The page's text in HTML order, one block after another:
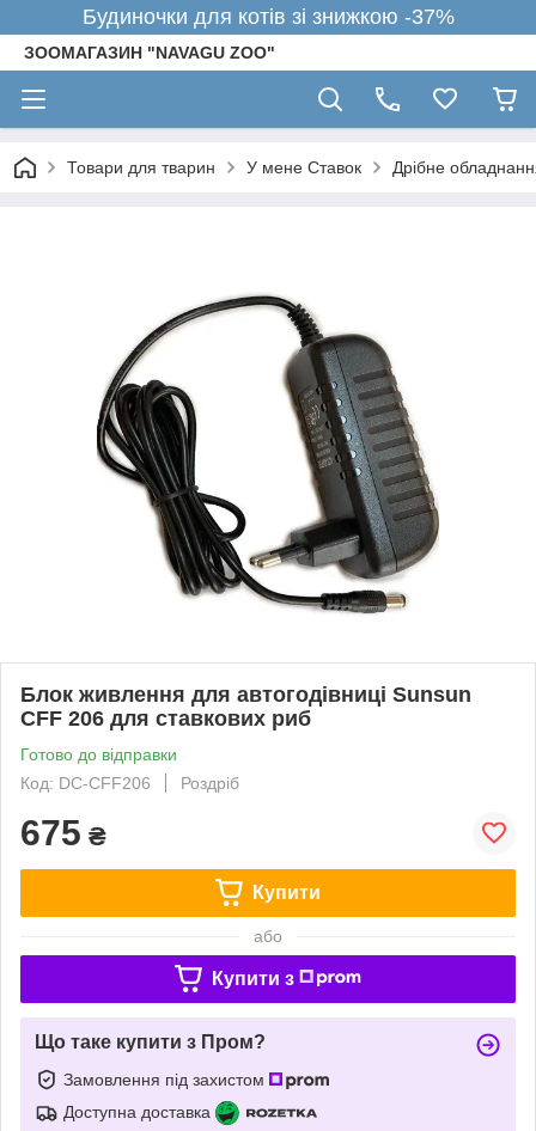
Будиночки для котів зі знижкою -37%
ЗООМАГАЗИН "NAVAGU ZOO"
Товари для тварин У мене Ставок Дрібне
Блок живлення для автогодівниці Sunsun
CFF 206 для ставкових риб
Готово до відправки
Код: DC-CFF206
Роздріб
675 ₴
Купити
або
Купити з
Що таке купити з Пром?
Замовлення під захистом
Доступна доставка